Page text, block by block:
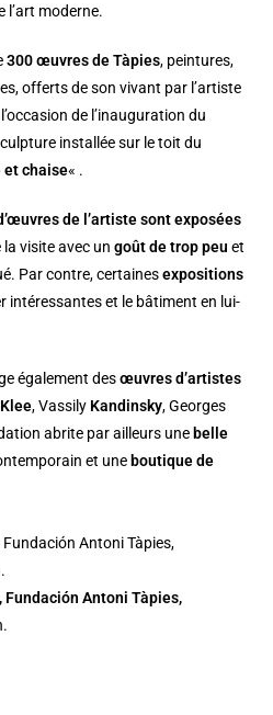
l’art moderne.
300 œuvres de Tàpies, peintures,
offerts de son vivant par l’artiste
de l’inauguration du
installée sur le toit du
et chaise« .
de l’artiste sont exposées
la visite avec ungoût de trop peu et
Par contre, certainesexpositions
intéressantes et le bâtiment en lui-
également desœuvres d’artistes
Klee, Vassily Kandinsky, Georges
abrite par ailleurs une belle
et une boutique de
Fundación Antoni Tàpies,